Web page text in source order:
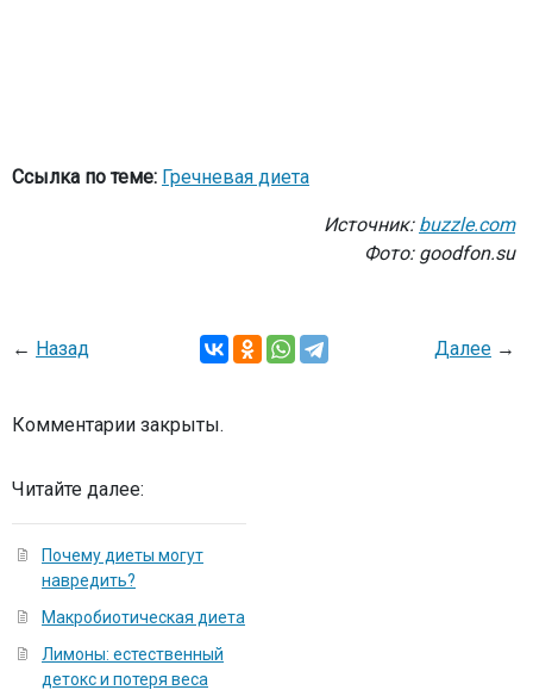
Ссылка по теме: Гречневая диета
Источник: buzzle.com
Фото: goodfon.su
← Назад Далее →
Комментарии закрыты.
Читайте далее:
Почему диеты могут
навредить?
Макробиотическая диета
Лимоны: естественный
детокс и потеря веса